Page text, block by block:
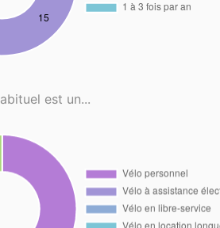
est un...